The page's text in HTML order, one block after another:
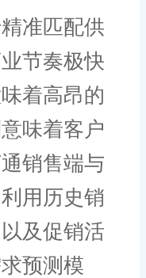
准匹配供
节奏极快
着高昂的
味着客户
销售端与
用历史销
及促销活
预测模